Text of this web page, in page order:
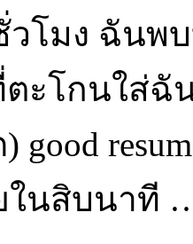
โมง ฉันพ
ะโกนใส่ฉั
ในสิบนาที